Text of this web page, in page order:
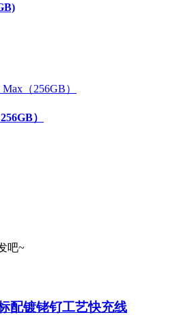
）
吧~
配镀铑钌工艺快充线